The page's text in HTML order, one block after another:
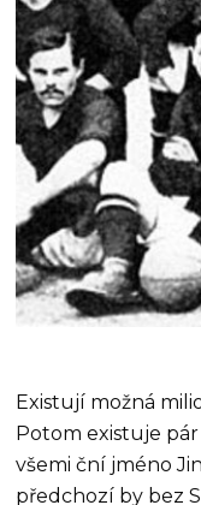
Existují možná
Potom existuje
všemi ční jméno
předchozí by bez